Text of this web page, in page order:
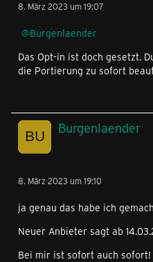
8. März 2023 um 19:07
Burgenlaender
Das Opt-in ist doch gesetzt.
die Portierung zu sofort
Burgenlaender
8. März 2023 um 19:10
ja genau das habe ich
Neuer Anbieter sagt ab
Bei mir ist sofort auch sofort!